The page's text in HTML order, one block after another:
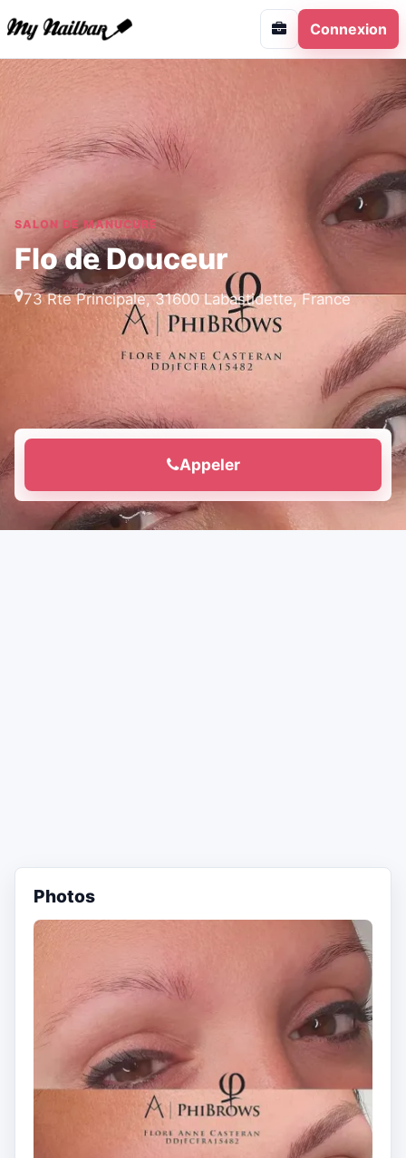
Connexion
SALON DE MANUCURE
Flo de Douceur
73 Rte Principale, 31600 Labastidette, France
Appeler
Photos